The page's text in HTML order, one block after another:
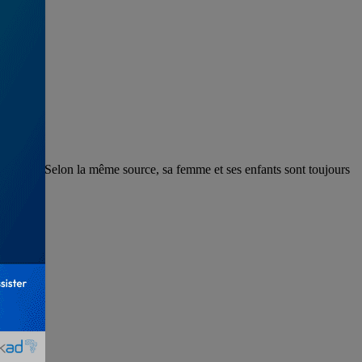
Selon la même source, sa femme et ses enfants sont toujours